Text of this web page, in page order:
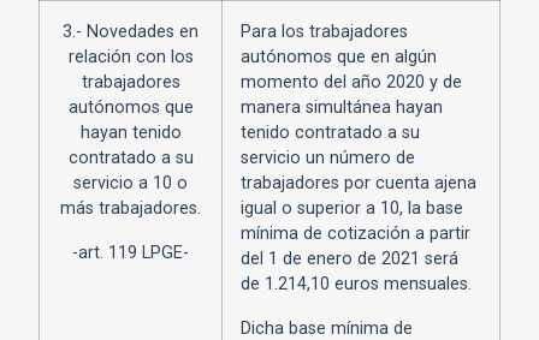
3.- Novedades en
relación con los
trabajadores
autónomos que
hayan tenido
contratado a su
servicio a 10 o
más trabajadores.
-art. 119 LPGE-
Para los trabajadores
autónomos que en algún
momento del año 2020 y de
manera simultánea hayan
tenido contratado a su
servicio un número de
trabajadores por cuenta ajena
igual o superior a 10, la base
mínima de cotización a partir
del 1 de enero de 2021 será
de 1.214,10 euros mensuales.
Dicha base mínima de